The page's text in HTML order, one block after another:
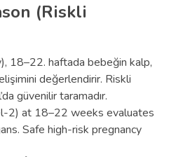
(Riskli
18–22. haftada bebeğin kalp,
değerlendirir. Riskli
güvenilir taramadır.
2) at 18–22 weeks evaluates
Safe high-risk pregnancy